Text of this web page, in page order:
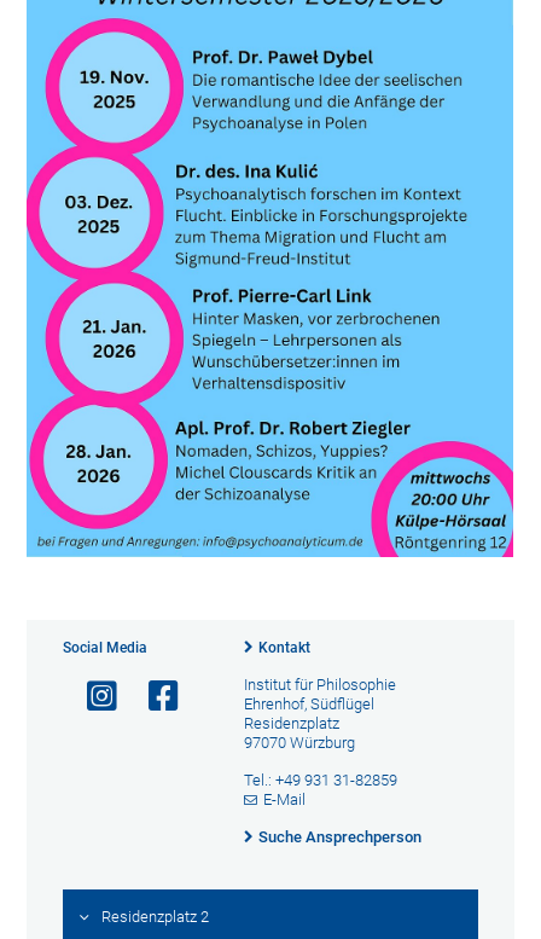
Social Media Kontakt
Institut für Philosophie
Ehrenhof, Südflügel
Residenzplatz
97070 Würzburg
Tel.: +49 931 31-82859
E-Mail
Suche Ansprechperson
Residenzplatz 2